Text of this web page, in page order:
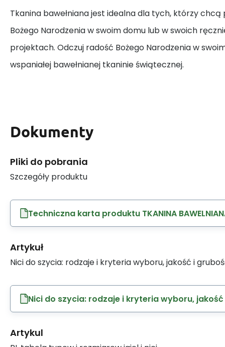
Tkanina bawełniana jest idealna dla tych, którzy
Bożego Narodzenia w swoim domu lub w swoich
projektach. Odczuj radość Bożego Narodzenia w
wspaniałej bawełnianej tkaninie świątecznej.
Dokumenty
Pliki do pobrania
Szczegóły produktu
Techniczna karta produktu TKANINA
Artykuł
Nici do szycia: rodzaje i kryteria wyboru, jakość i
Nici do szycia: rodzaje i kryteria wyboru,
Artykul